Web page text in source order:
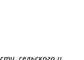
сельского и